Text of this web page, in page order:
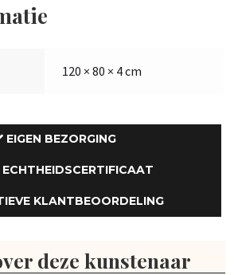
120 × 80 × 4 cm
EIGEN BEZORGING
KLANTBEOORDELING
deze kunstenaar